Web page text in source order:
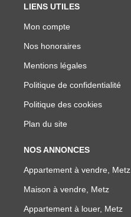
LIENS UTILES
Mon compte
Nos honoraires
Mentions légales
Politique de confidentialité
Politique des cookies
Plan du site
NOS ANNONCES
Appartement à vendre, Metz
Maison à vendre, Metz
Appartement à louer, Metz